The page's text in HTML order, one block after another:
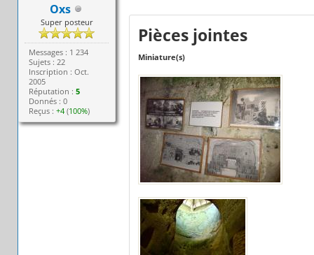
Oxs
Super posteur
Messages : 1 234
Sujets : 22
Inscription : Oct.
2005
Réputation :5
Donnés : 0
Reçus :+4 (100%)
Pièces jointes
Miniature(s)